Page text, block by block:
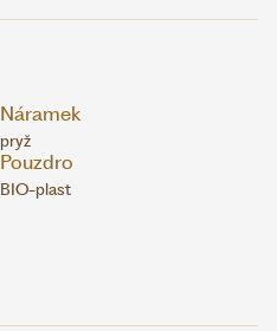
Náramek
pryž
Pouzdro
BIO-plast